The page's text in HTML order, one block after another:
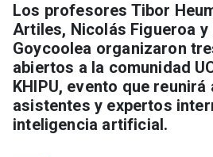
Los profesores Tibor
Artiles, Nicolás Figueroa y
Goycoolea organizaron
abiertos a la comunidad
KHIPU, evento que reunirá
asistentes y expertos
inteligencia artificial.